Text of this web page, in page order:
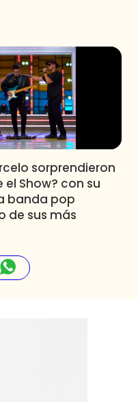
sorprendieron
Show? con su
banda pop
de sus más